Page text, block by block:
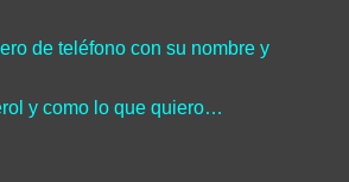
de teléfono con su nombre y
y como lo que quiero…